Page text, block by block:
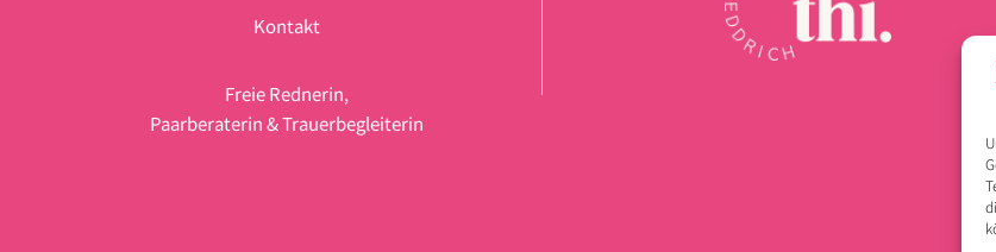
Kontakt
Freie Rednerin,
Paarberaterin & Trauerbegleiterin